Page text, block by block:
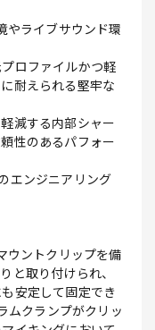
ライブサウンド環
ロファイルかつ軽
耐えられる堅牢な
減する内部シャー
性のあるパフォー
エンジニアリング
ウントクリップを備
と取り付けられ、
安定して固定でき
ムクランプがクリッ